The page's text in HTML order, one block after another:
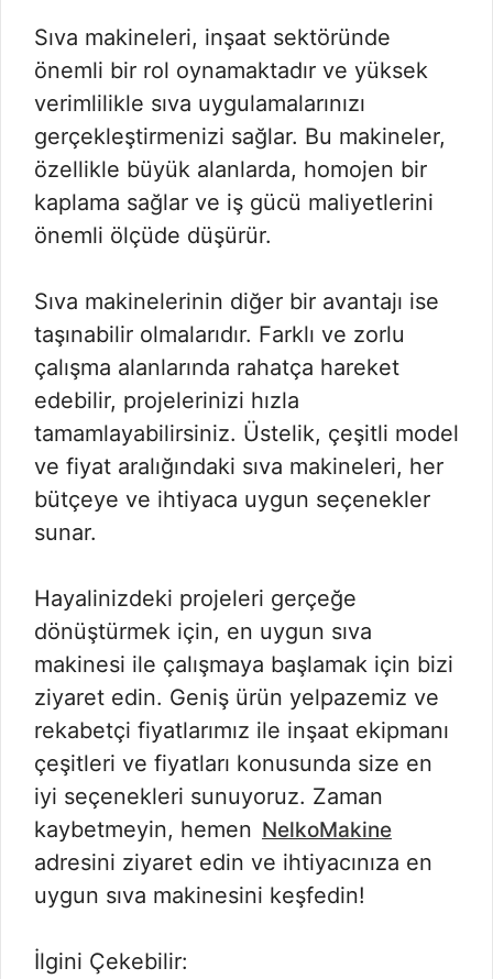
Sıva makineleri, inşaat sektöründe
önemli bir rol oynamaktadır ve yüksek
verimlilikle sıva uygulamalarınızı
gerçekleştirmenizi sağlar. Bu makineler,
özellikle büyük alanlarda, homojen bir
kaplama sağlar ve iş gücü maliyetlerini
önemli ölçüde düşürür.
Sıva makinelerinin diğer bir avantajı ise
taşınabilir olmalarıdır. Farklı ve zorlu
çalışma alanlarında rahatça hareket
edebilir, projelerinizi hızla
tamamlayabilirsiniz. Üstelik, çeşitli model
ve fiyat aralığındaki sıva makineleri, her
bütçeye ve ihtiyaca uygun seçenekler
sunar.
Hayalinizdeki projeleri gerçeğe
dönüştürmek için, en uygun sıva
makinesi ile çalışmaya başlamak için bizi
ziyaret edin. Geniş ürün yelpazemiz ve
rekabetçi fiyatlarımız ile inşaat ekipmanı
çeşitleri ve fiyatları konusunda size en
iyi seçenekleri sunuyoruz. Zaman
kaybetmeyin, hemen NelkoMakine
adresini ziyaret edin ve ihtiyacınıza en
uygun sıva makinesini keşfedin!
İlgini Çekebilir: